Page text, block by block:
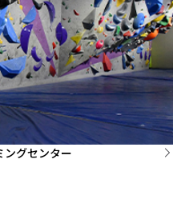
ングセンター